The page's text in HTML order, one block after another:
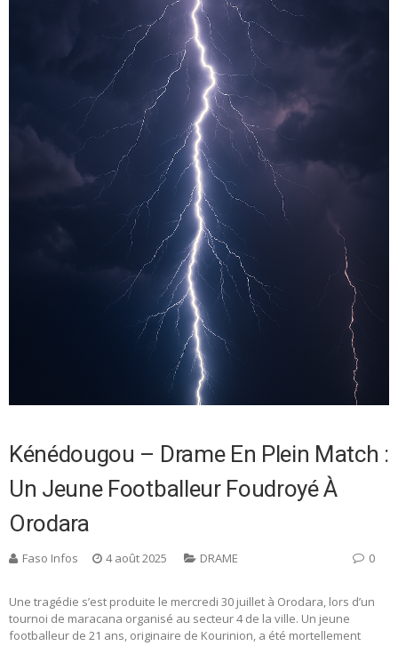
Kénédougou – Drame En Plein Match :
Un Jeune Footballeur Foudroyé À
Orodara
Faso Infos 4 août 2025 DRAME 0
Une tragédie s’est produite le mercredi 30 juillet à Orodara, lors d’un
tournoi de maracana organisé au secteur 4 de la ville. Un jeune
footballeur de 21 ans, originaire de Kourinion, a été mortellement